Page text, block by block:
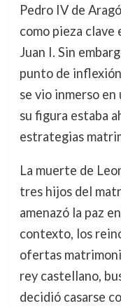
Pedro IV de
como pieza clave
Juan I. Sin
punto de
se vio inmerso
su figura estaba
estrategias
La muerte de
tres hijos del
amenazó la paz
contexto, los
ofertas
rey castellano,
decidió casarse